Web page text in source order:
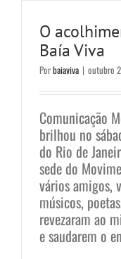
O
Baía Viva
Porbaiaviva | outubro
Comunicação
brilhou no
do Rio de
sede do
vários amigos,
músicos,
revezaram ao
e saudarem o